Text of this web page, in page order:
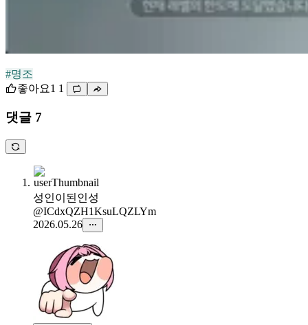
#명조
좋아요1 1
댓글 7
성인이된인성
@ICdxQZH1KsuLQZLYm
2026.05.26